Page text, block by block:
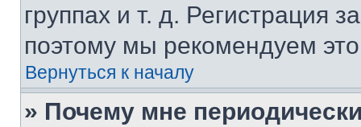
группах и т. д. Регистрация
поэтому мы рекомендуем
Вернуться к началу
» Почему мне